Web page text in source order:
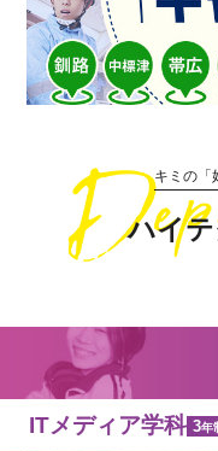
キミの「
ハイ
ITメディア学科 3年